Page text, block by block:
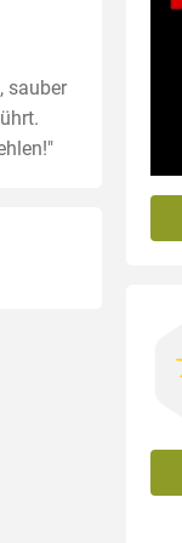
sauber